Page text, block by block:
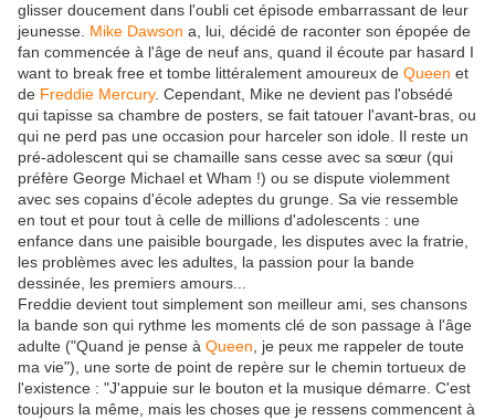
glisser doucement dans l'oubli cet épisode embarrassant de leur
jeunesse. Mike Dawson a, lui, décidé de raconter son épopée de
fan commencée à l'âge de neuf ans, quand il écoute par hasard I
want to break free et tombe littéralement amoureux de Queen et
de Freddie Mercury. Cependant, Mike ne devient pas l'obsédé
qui tapisse sa chambre de posters, se fait tatouer l'avant-bras, ou
qui ne perd pas une occasion pour harceler son idole. Il reste un
pré-adolescent qui se chamaille sans cesse avec sa sœur (qui
préfère George Michael et Wham !) ou se dispute violemment
avec ses copains d'école adeptes du grunge. Sa vie ressemble
en tout et pour tout à celle de millions d'adolescents : une
enfance dans une paisible bourgade, les disputes avec la fratrie,
les problèmes avec les adultes, la passion pour la bande
dessinée, les premiers amours...
Freddie devient tout simplement son meilleur ami, ses chansons
la bande son qui rythme les moments clé de son passage à l'âge
adulte ("Quand je pense à Queen , je peux me rappeler de toute
ma vie"), une sorte de point de repère sur le chemin tortueux de
l'existence : "J'appuie sur le bouton et la musique démarre. C'est
toujours la même, mais les choses que je ressens commencent à